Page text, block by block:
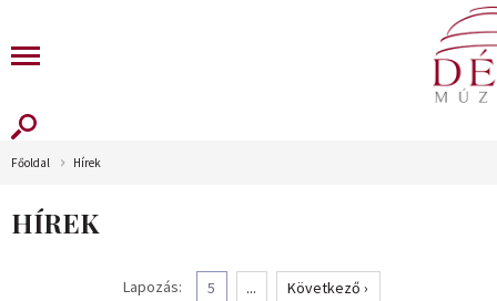
Főoldal Hírek
HÍREK
Lapozás: 5 ... Következő ›